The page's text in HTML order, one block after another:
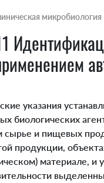
микробиология
указания
биологических
сырье и пищевых
продукции,
материале, и